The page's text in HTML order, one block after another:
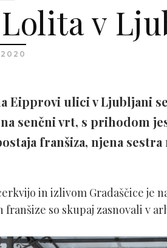
v
Eipprovi ulici v Ljubljani
na senčni vrt, s prihodom
franšiza, njena
in izlivom Gradaščice je
franšize so skupaj zasnovali v